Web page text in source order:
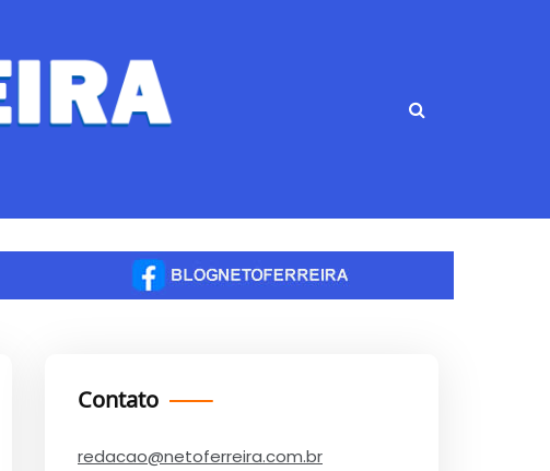
Contato
redacao@netoferreira.com.br